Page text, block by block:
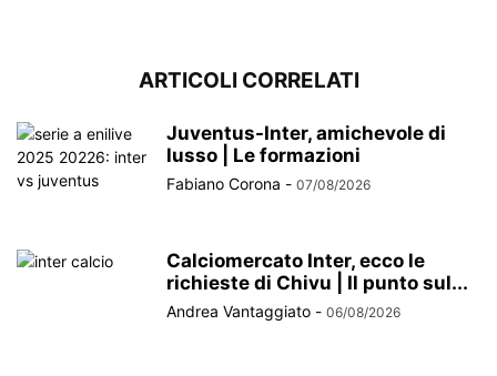
ARTICOLI CORRELATI
Juventus-Inter, amichevole di
lusso | Le formazioni
Fabiano Corona - 07/08/2026
Calciomercato Inter, ecco le
richieste di Chivu | Il punto sul...
Andrea Vantaggiato - 06/08/2026